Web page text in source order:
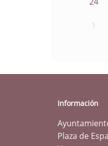
1
Información
Plaza de